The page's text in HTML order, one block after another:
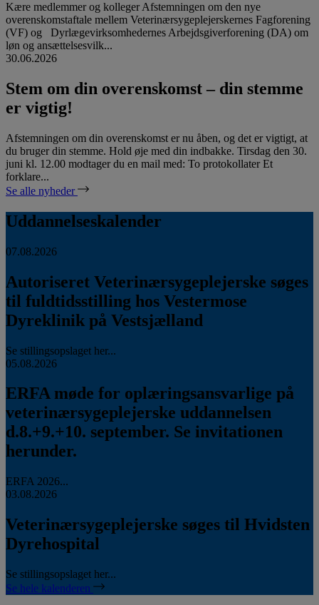
Kære medlemmer og kolleger Afstemningen om den nye
overenskomstaftale mellem Veterinærsygeplejerskernes Fagforening
(VF) og Dyrlægevirksomhedernes Arbejdsgiverforening (DA) om
løn og ansættelsesvilk...
30.06.2026
Stem om din overenskomst – din stemme
er vigtig!
Afstemningen om din overenskomst er nu åben, og det er vigtigt, at
du bruger din stemme. Hold øje med din indbakke. Tirsdag den 30.
juni kl. 12.00 modtager du en mail med: To protokollater Et
forklare...
Se alle nyheder
Uddannelseskalender
07.08.2026
Autoriseret Veterinærsygeplejerske søges
til fuldtidsstilling hos Vestermose
Dyreklinik på Vestsjælland
Se stillingsopslaget her...
05.08.2026
ERFA møde for oplæringsansvarlige på
veterinærsygeplejerske uddannelsen
d.8.+9.+10. september. Se invitationen
herunder.
ERFA 2026...
03.08.2026
Veterinærsygeplejerske søges til Hvidsten
Dyrehospital
Se stillingsopslaget her...
Se hele kalenderen